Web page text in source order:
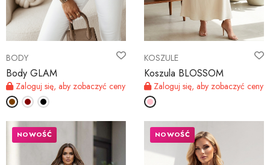
BODY
Body GLAM
Zaloguj się, aby zobaczyć ceny
KOSZULE
Koszula BLOSSOM
Zaloguj się, aby zobaczyć ceny
NOWOŚĆ NOWOŚĆ